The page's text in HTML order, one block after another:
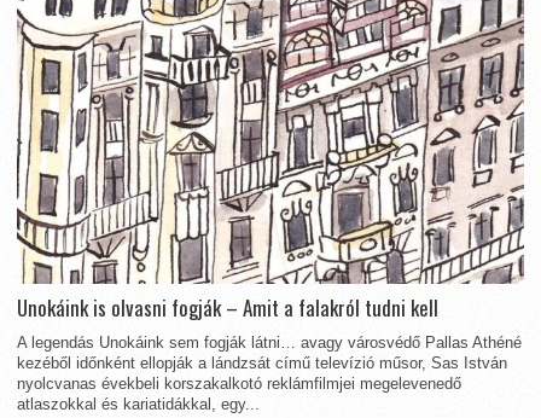
Unokáink is olvasni fogják – Amit a falakról tudni kell
A legendás Unokáink sem fogják látni… avagy városvédő Pallas Athéné
kezéből időnként ellopják a lándzsát című televízió műsor, Sas István
nyolcvanas évekbeli korszakalkotó reklámfilmjei megelevenedő
atlaszokkal és kariatidákkal, egy...